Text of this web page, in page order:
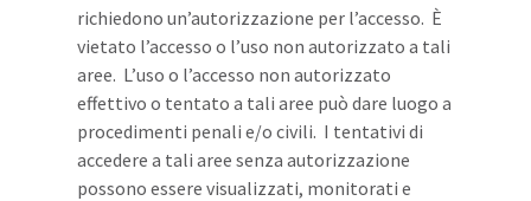
richiedono un’autorizzazione per l’accesso. È
vietato l’accesso o l’uso non autorizzato a tali
aree. L’uso o l’accesso non autorizzato
effettivo o tentato a tali aree può dare luogo a
procedimenti penali e/o civili. I tentativi di
accedere a tali aree senza autorizzazione
possono essere visualizzati, monitorati e